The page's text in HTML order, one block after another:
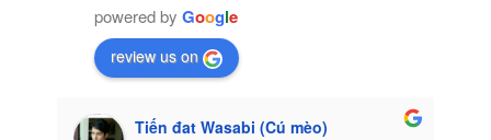
powered by Google
review us on
Tiến đat Wasabi (Cú mèo)